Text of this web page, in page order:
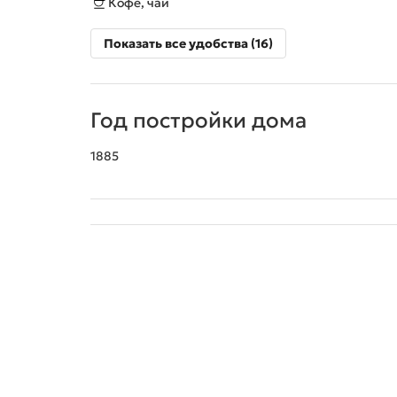
Показать все удобства (16)
Год постройки дома
1885